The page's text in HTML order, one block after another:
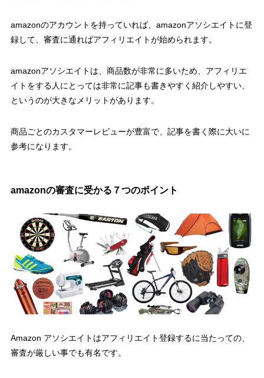
amazonのアカウントを持っていれば、amazonアソシエイトに登
録して、審査に通ればアフィリエイトが始められます。
amazonアソシエイトは、商品数が非常に多いため、アフィリエ
イトをする人にとっては非常に記事も書きやすく紹介しやすい、
というのが大きなメリットがあります。
商品ごとのカスタマーレビューが豊富で、記事を書く際に大いに
参考になります。
amazonの審査に受かる７つのポイント
Amazon アソシエイトはアフィリエイト登録するに当たっての、
審査が厳しい事でも有名です。